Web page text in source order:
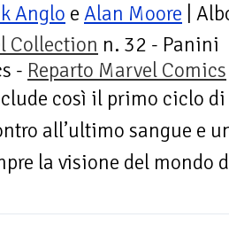
Anglo e Alan Moore |
Collection n. 32 - Panini
- Reparto Marvel Comics
così il primo ciclo
all’ultimo sangue e
la visione del mondo